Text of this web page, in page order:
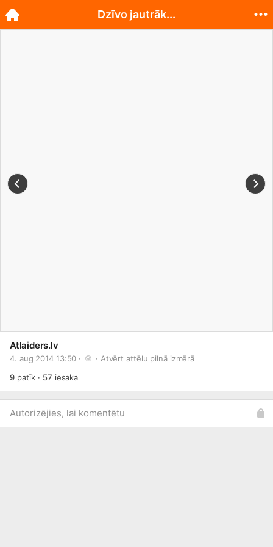
Atlaiders.lv
4. aug 2014 13:50 · · Atvērt attēlu pilnā izmērā
9patīk · 57 iesaka
Autorizējies, lai komentētu
Dzīvo jautrāk...